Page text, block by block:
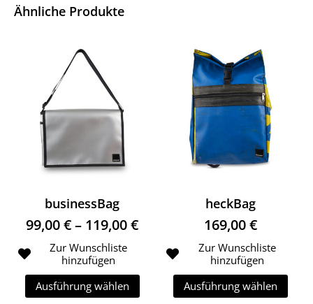
Ähnliche Produkte
businessBag
99,00€– 119,00€Preisspanne: 99,00 € bis
Zur Wunschliste
hinzufügen
Ausführung wählen
heckBag
169,00€
Zur Wunschliste
hinzufügen
Ausführung wählen